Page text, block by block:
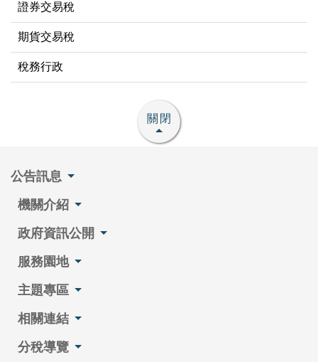
證券交易稅
期貨交易稅
稅務行政
關閉
公告訊息
機關介紹
政府資訊公開
服務園地
主題專區
相關連結
分稅導覽